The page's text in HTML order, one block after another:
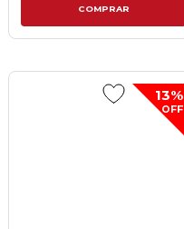
COMPRAR
13%
OFF